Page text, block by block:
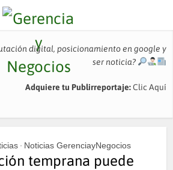
digital, posicionamiento en google y
ser noticia?
Adquiere tu Publirreportaje:Clic Aquí
• Noticias GerenciayNegocios
temprana puede